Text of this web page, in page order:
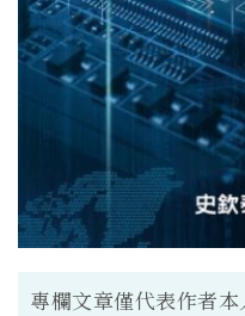
專欄文章僅代表作者本